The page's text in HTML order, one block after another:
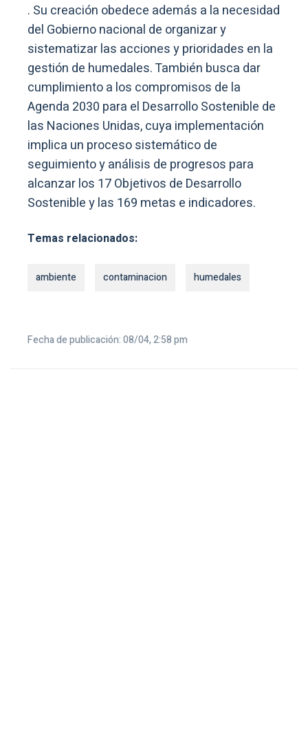
. Su creación obedece además a la necesidad
del Gobierno nacional de organizar y
sistematizar las acciones y prioridades en la
gestión de humedales. También busca dar
cumplimiento a los compromisos de la
Agenda 2030 para el Desarrollo Sostenible de
las Naciones Unidas, cuya implementación
implica un proceso sistemático de
seguimiento y análisis de progresos para
alcanzar los 17 Objetivos de Desarrollo
Sostenible y las 169 metas e indicadores.
Temas relacionados:
ambiente contaminacion humedales
Fecha de publicación: 08/04, 2:58 pm